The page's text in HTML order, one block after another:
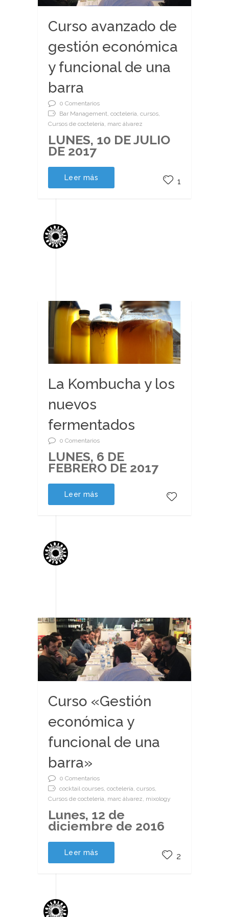
Curso avanzado de
gestión económica
y funcional de una
barra
0 Comentarios
Bar Management, coctelería, cursos,
Cursos de coctelería, marc álvarez
LUNES, 10 DE JULIO
DE 2017
Leer más 1
La Kombucha y los
nuevos
fermentados
0 Comentarios
LUNES, 6 DE
FEBRERO DE 2017
Leer más
Curso «Gestión
económica y
funcional de una
barra»
0 Comentarios
cocktail courses, coctelería, cursos,
Cursos de coctelería, marc álvarez, mixology
Lunes, 12 de
diciembre de 2016
Leer más 2